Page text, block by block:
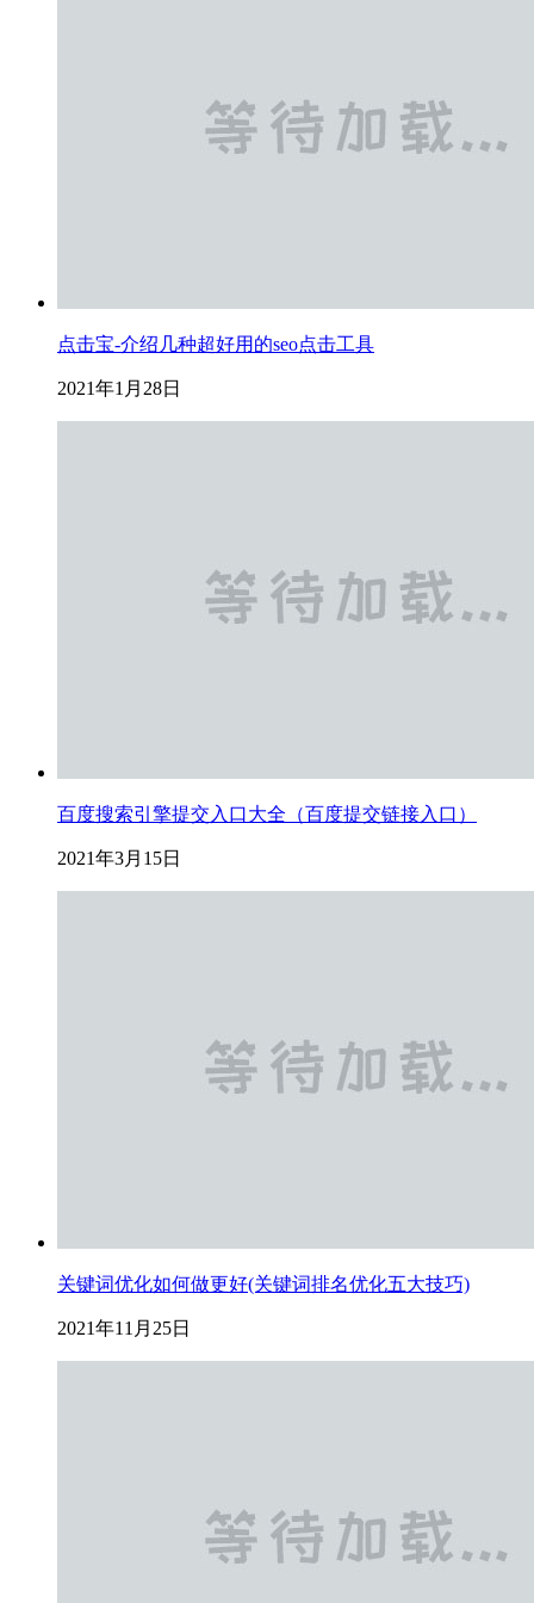
点击宝-介绍几种超好用的seo点击工具
2021年1月28日
百度搜索引擎提交入口大全（百度提交链接入口）
2021年3月15日
关键词优化如何做更好(关键词排名优化五大技巧)
2021年11月25日